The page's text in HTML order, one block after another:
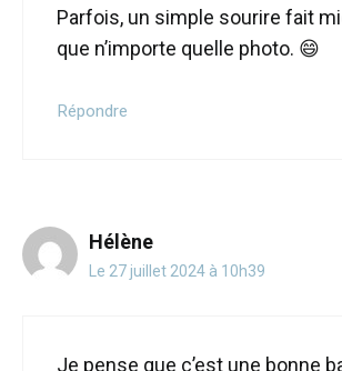
Parfois, un simple sourire fait
que n’importe quelle photo. 😄
Répondre
Hélène
Le 27 juillet 2024 à 10h39
Je pense que c’est une bonne